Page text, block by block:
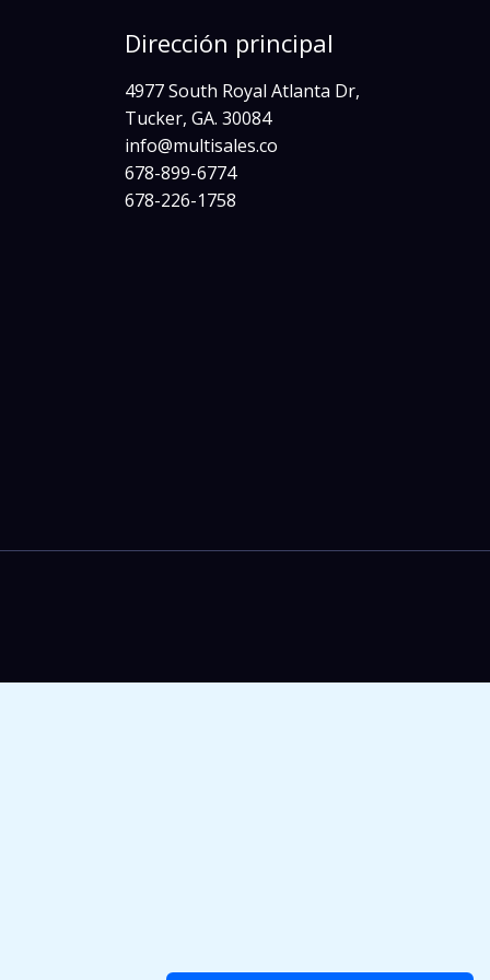
Dirección principal
4977 South Royal Atlanta Dr,
Tucker, GA. 30084
info@multisales.co​
678-899-6774
678-226-1758